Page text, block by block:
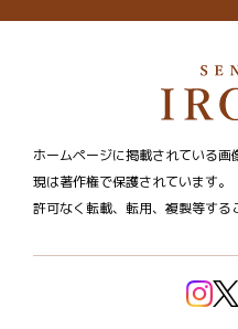
ホームページに掲載されている
現は著作権で保護されています。
許可なく転載、転用、複製等する